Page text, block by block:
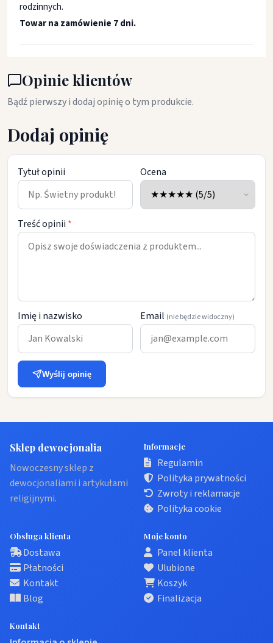
rodzinnych.
Towar na zamówienie 7 dni.
Opinie klientów
Bądź pierwszy i dodaj opinię o tym produkcie.
Dodaj opinię
Tytuł opinii Ocena
Treść opinii *
Imię i nazwisko Email (nie będzie widoczny)
Wyślij opinię
Sklep dewocjonalia
Nowoczesny sklep z
dewocjonaliami i artykułami
religijnymi.
Informacje
Regulamin
Polityka prywatności
Zwroty i reklamacje
Polityka cookie
Obsługa klienta
Dostawa
Płatności
Kontakt
Blog
Moje konto
Panel klienta
Ulubione
Koszyk
Finalizacja
Kontakt